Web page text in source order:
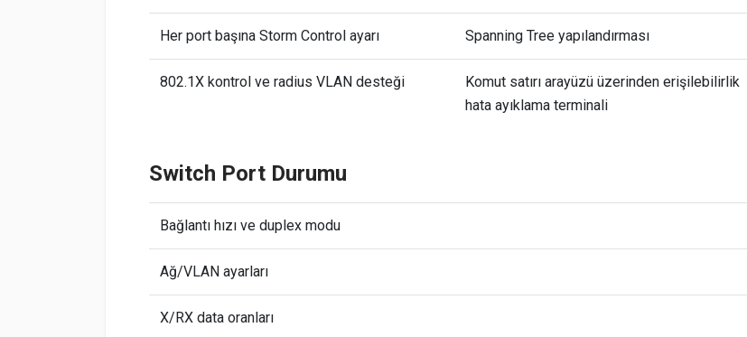
Her port başına Storm Control ayarı Spanning Tree yapılandırması
802.1X kontrol ve radius VLAN desteği
Komut satırı arayüzü üzerinden erişilebilirlik
hata ayıklama terminali
Switch Port Durumu
Bağlantı hızı ve duplex modu
Ağ/VLAN ayarları
X/RX data oranları